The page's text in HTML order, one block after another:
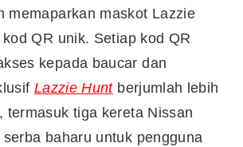
memaparkan maskot Lazzie
QR unik. Setiap kod QR
kepada baucar dan
Lazzie Huntberjumlah lebih
termasuk tiga kereta Nissan
baharu untuk pengguna